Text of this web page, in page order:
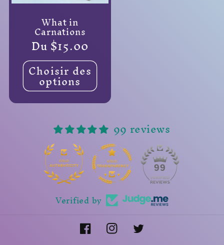
What in
Carnations
Prix
habituel
Du $15.00
Choisir des
options
99 reviews
99
Verified by
FacebookInstagramTwitter